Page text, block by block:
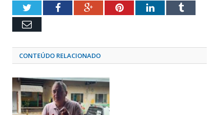
TwitterFacebookGoogle+PinterestLinkedInTumblr
Email
CONTEÚDO RELACIONADO